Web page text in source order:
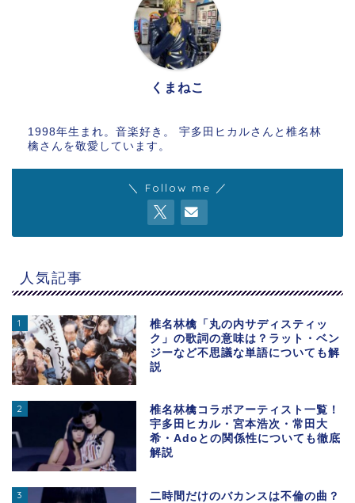
くまねこ
1998年生まれ。音楽好き。 宇多田ヒカルさんと椎名林
檎さんを敬愛しています。
＼ Follow me ／
人気記事
1
椎名林檎「丸の内サディスティッ
ク」の歌詞の意味は？ラット・ベン
ジーなど不思議な単語についても解
説
2
椎名林檎コラボアーティスト一覧！
宇多田ヒカル・宮本浩次・常田大
希・Adoとの関係性についても徹底
解説
3
二時間だけのバカンスは不倫の曲？